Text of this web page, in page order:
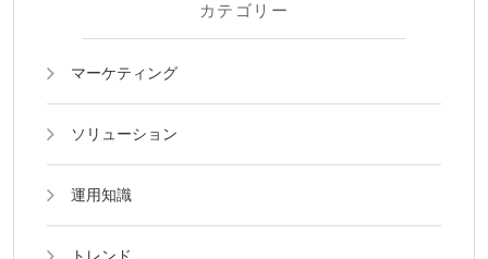
カテゴリー
マーケティング
ソリューション
運用知識